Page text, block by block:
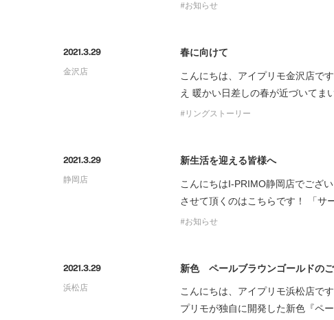
お知らせ
2021.3.29
金沢店
春に向けて
こんにちは、アイプリモ金沢店で
え 暖かい日差しの春が近づいてま
リングストーリー
2021.3.29
静岡店
新生活を迎える皆様へ
こんにちはI-PRIMO静岡店でござ
させて頂くのはこちらです！ 「サ
お知らせ
2021.3.29
浜松店
新色 ペールブラウンゴールドの
こんにちは、アイプリモ浜松店で
プリモが独自に開発した新色『ペ